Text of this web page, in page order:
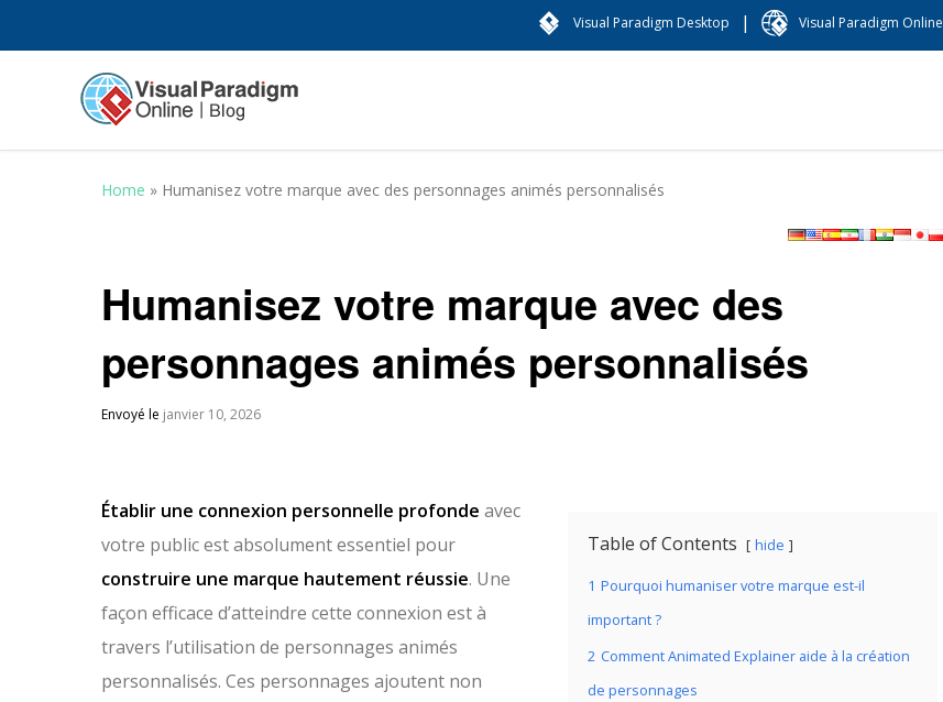
Visual Paradigm Desktop | Visual Paradigm Online
Home » Humanisez votre marque avec des personnages animés personnalisés
Humanisez votre marque avec des
personnages animés personnalisés
Envoyé le janvier 10, 2026
Table of Contents hide
1 Pourquoi humaniser votre marque est-il
important ?
2 Comment Animated Explainer aide à la création
de personnages
Établir une connexion personnelle profonde avec
votre public est absolument essentiel pour
construire une marque hautement réussie. Une
façon efficace d’atteindre cette connexion est à
travers l’utilisation de personnages animés
personnalisés. Ces personnages ajoutent non